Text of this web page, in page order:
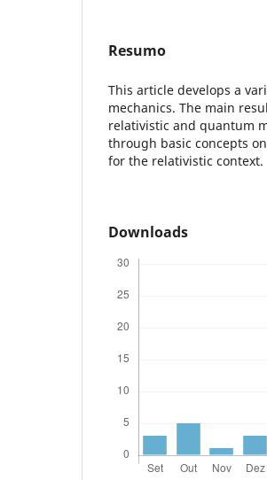
Resumo
This article develops a
mechanics. The main
relativistic and quantum
through basic concepts
for the relativistic context.
Downloads